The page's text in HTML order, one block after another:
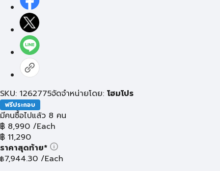
SKU: 1262775จัดจำหน่ายโดย: โฮมโปร
ฟรีประกอบ
มีคนซื้อไปแล้ว 8 คน
฿ 8,990 /Each
฿ 11,290
ราคาสุดท้าย*
฿7,944.30 /Each